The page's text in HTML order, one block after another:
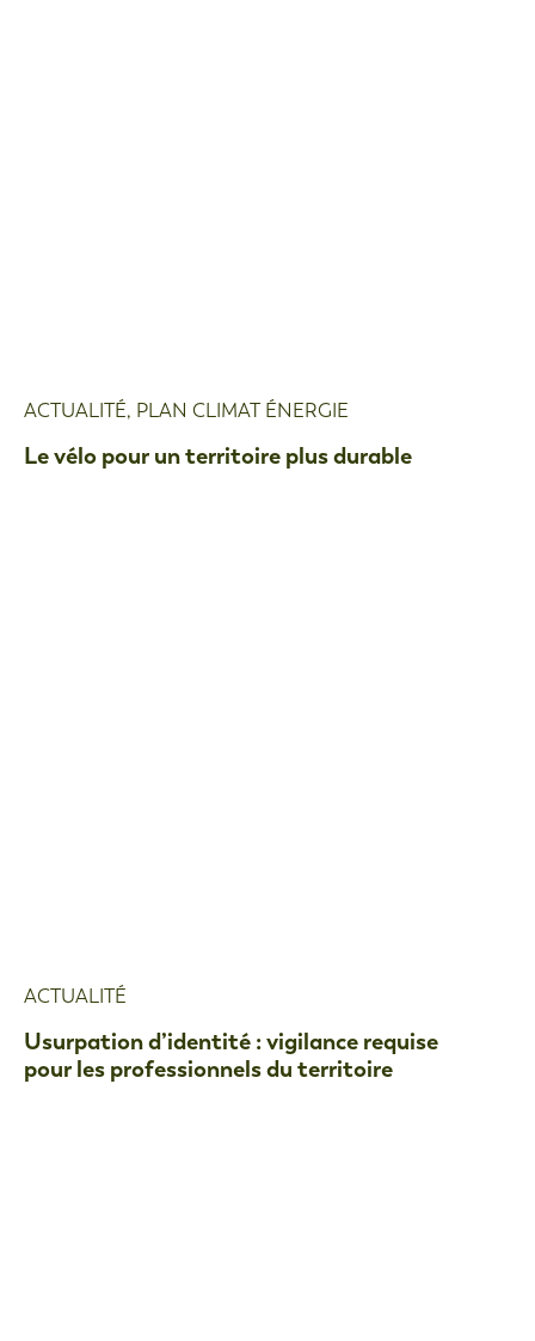
ACTUALITÉ, PLAN CLIMAT ÉNERGIE
Le vélo pour un territoire plus durable
ACTUALITÉ
Usurpation d’identité : vigilance requise
pour les professionnels du territoire